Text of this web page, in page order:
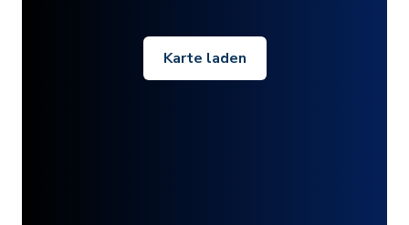
Karte laden